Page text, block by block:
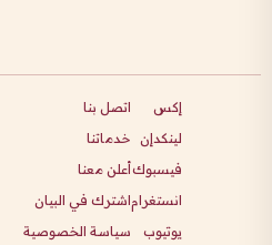
إكس
لينكدإن
فيسبوك
انستغرام
يوتيوب
اتصل بنا
خدماتنا
أعلن معنا
اشترك في البيان
سياسة الخصوصية